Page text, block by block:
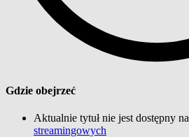
Gdzie obejrzeć
Aktualnie tytuł nie jest dostępny na
streamingowych